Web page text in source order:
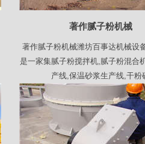
著作腻子粉机械
著作腻子粉机械潍坊百事达机械设
是一家集腻子粉搅拌机,腻子粉混合
产线,保温砂浆生产线,干粉